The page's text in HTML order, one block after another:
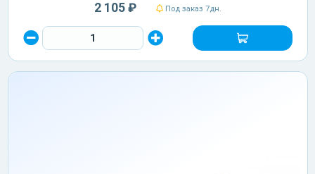
2 105 ₽ Под заказ 7дн.